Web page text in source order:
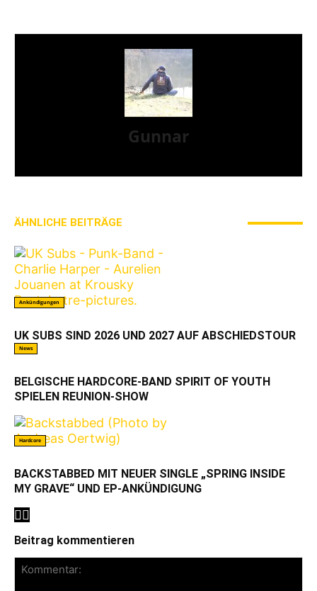
Gunnar
ÄHNLICHE BEITRÄGE
Ankündigungen
UK SUBS SIND 2026 UND 2027 AUF ABSCHIEDSTOUR
News
BELGISCHE HARDCORE-BAND SPIRIT OF YOUTH
SPIELEN REUNION-SHOW
Hardcore
BACKSTABBED MIT NEUER SINGLE „SPRING INSIDE
MY GRAVE“ UND EP-ANKÜNDIGUNG
Beitrag kommentieren